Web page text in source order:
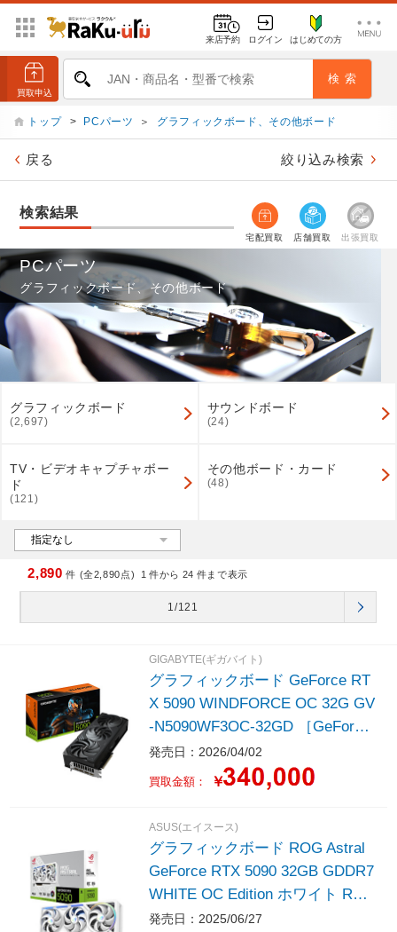
来店予約 ログイン はじめての方
トップ > PCパーツ ＞ グラフィックボード、その他ボード
戻る 絞り込み検索
検索結果
宅配買取 店舗買取 出張買取
PCパーツ
グラフィックボード、その他ボード
グラフィックボード
(2,697)
サウンドボード
(24)
TV・ビデオキャプチャボー
ド
(121)
その他ボード・カード
(48)
2,890 件 (全2,890点) 1 件から 24 件まで表示
1/121
GIGABYTE(ギガバイト)
グラフィックボード GeForce RT
X 5090 WINDFORCE OC 32G GV
-N5090WF3OC-32GD ［GeForce
RTXシリーズ /32GB］
発売日：2026/04/02
買取金額： ￥
ASUS(エイスース)
グラフィックボード ROG Astral
GeForce RTX 5090 32GB GDDR7
WHITE OC Edition ホワイト RO
G-ASTRAL-RTX5090-O32G-W
発売日：2025/06/27